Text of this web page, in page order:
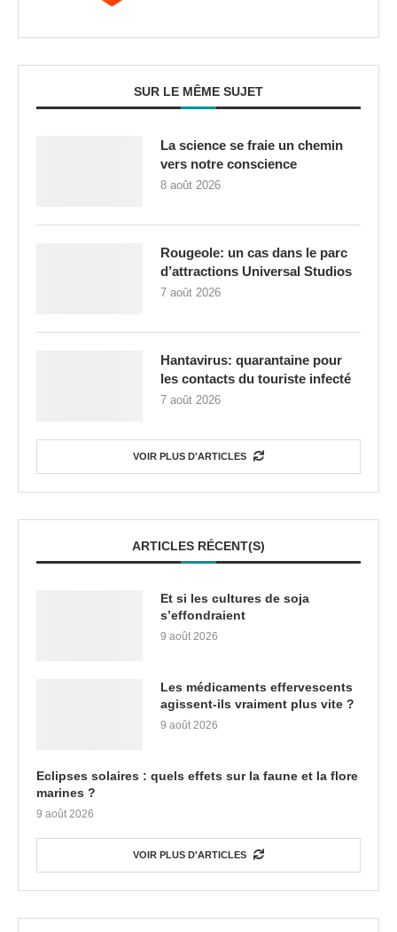
SUR LE MÊME SUJET
La science se fraie un chemin
vers notre conscience
8 août 2026
Rougeole: un cas dans le parc
d’attractions Universal Studios
7 août 2026
Hantavirus: quarantaine pour
les contacts du touriste infecté
7 août 2026
VOIR PLUS D'ARTICLES
ARTICLES RÉCENT(S)
Et si les cultures de soja
s’effondraient
9 août 2026
Les médicaments effervescents
agissent-ils vraiment plus vite ?
9 août 2026
Eclipses solaires : quels effets sur la faune et la flore
marines ?
9 août 2026
VOIR PLUS D'ARTICLES